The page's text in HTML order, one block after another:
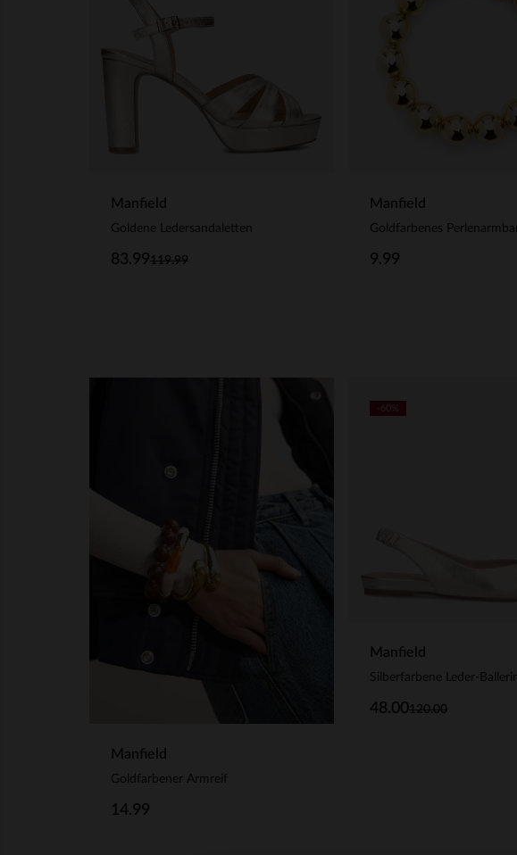
Manfield
Goldene Ledersandaletten
119.99
83.99
Manfield
Goldfarbenes
9.99
Manfield
Goldfarbener Armreif
14.99
Manfield
120.00
48.00
-60%